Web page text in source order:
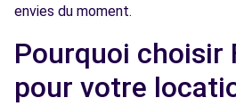
CHEMINS DES MARTINS
VALENCE, FR-26, 26000
envies du moment.
Pourquoi choisir
pour votre